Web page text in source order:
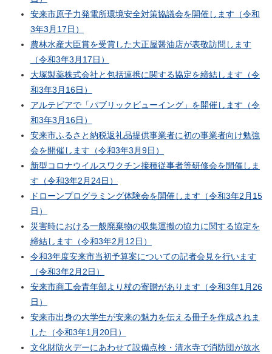
安来市原子力発電所環境安全対策協議会を開催します（令和
3年3月17日）
農林水産大臣賞を受賞した大正屋醤油店が表敬訪問します
（令和3年3月17日）
大塚製薬株式会社と包括連携に関する協定を締結します（令
和3年3月16日）
アルテピアで「パブリックビューイング」を開催します（令
和3年3月16日）
安来市ふるさと納税返礼品提供事業者に初の事業者向け勉強
会を開催します（令和3年3月9日）
新型コロナウイルスワクチン接種従事者等研修会を開催しま
す（令和3年2月24日）
ドローンプログラミング体験会を開催します（令和3年2月15
日）
災害時における一般廃棄物の収集運搬の協力に関する協定を
締結します（令和3年2月12日）
令和3年度安来市当初予算案についての記者会見を行います
（令和3年2月2日）
安来市商工会青年部より杖の寄贈があります（令和3年1月26
日）
安来市出身の大学生が安来の魅力を伝える冊子を作成されま
した（令和3年1月20日）
文化財防火デーにあわせて設備点検・清水寺で消防団が放水